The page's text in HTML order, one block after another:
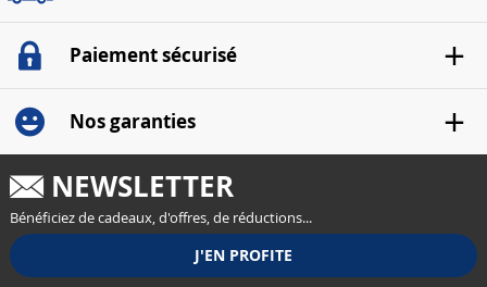
Paiement sécurisé
Nos garanties
NEWSLETTER
Bénéficiez de cadeaux, d'offres, de réductions...